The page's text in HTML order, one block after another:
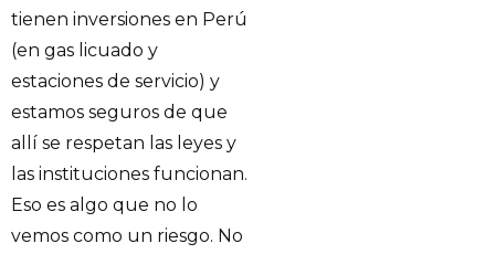
tienen inversiones en Perú
(en gas licuado y
estaciones de servicio) y
estamos seguros de que
allí se respetan las leyes y
las instituciones funcionan.
Eso es algo que no lo
vemos como un riesgo. No